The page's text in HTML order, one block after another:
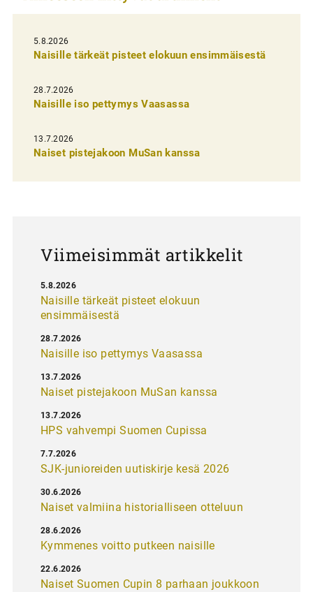
e
l
i
e
n
e
5.8.2026
Naisille tärkeät pisteet elokuun ensimmäisestä
28.7.2026
Naisille iso pettymys Vaasassa
13.7.2026
Naiset pistejakoon MuSan kanssa
Viimeisimmät artikkelit
Naisille tärkeät pisteet elokuun
ensimmäisestä
5.8.2026
Naisille iso pettymys Vaasassa
28.7.2026
Naiset pistejakoon MuSan kanssa
13.7.2026
HPS vahvempi Suomen Cupissa
13.7.2026
SJK-junioreiden uutiskirje kesä 2026
7.7.2026
Naiset valmiina historialliseen otteluun
30.6.2026
Kymmenes voitto putkeen naisille
28.6.2026
Naiset Suomen Cupin 8 parhaan joukkoon
22.6.2026